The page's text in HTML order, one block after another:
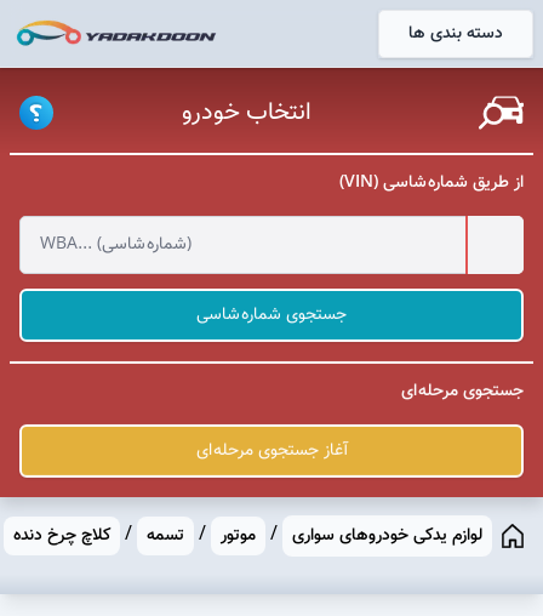
دسته بندی ها خانه
انتخاب خودرو
از طریق شماره شاسی (VIN)
جستجوی شماره شاسی
جستجوی مرحله ای
آغاز جستجوی مرحله ای
لوازم یدکی خودروهای سواری / موتور / تسمه / کلاچ چرخ دنده